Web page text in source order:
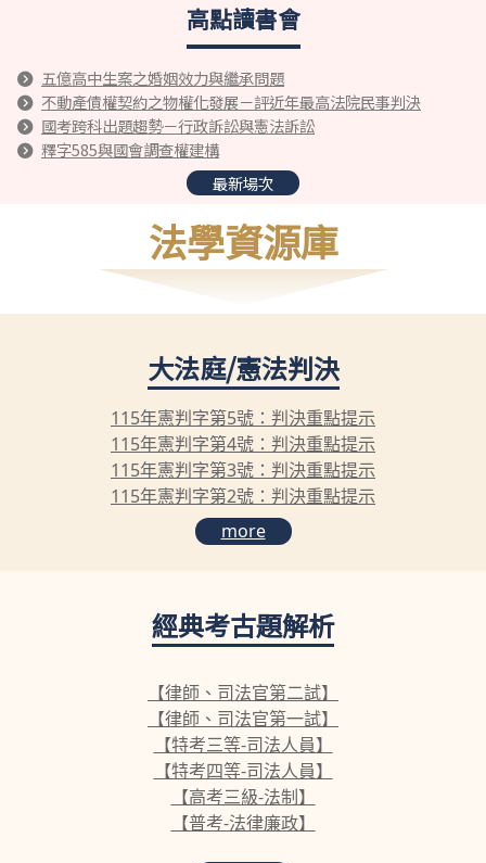
高點讀書會
五億高中生案之婚姻效力與繼承問題
不動產債權契約之物權化發展－評近年最高法院民事判決
國考跨科出題趨勢－行政訴訟與憲法訴訟
釋字585與國會調查權建構
最新場次
法學資源庫
經典考古題解析
【律師、司法官第二試】
【律師、司法官第一試】
【特考三等-司法人員】
【特考四等-司法人員】
【高考三級-法制】
【普考-法律廉政】
大法庭/憲法判決
115年憲判字第5號：判決重點提示
115年憲判字第4號：判決重點提示
115年憲判字第3號：判決重點提示
115年憲判字第2號：判決重點提示
more